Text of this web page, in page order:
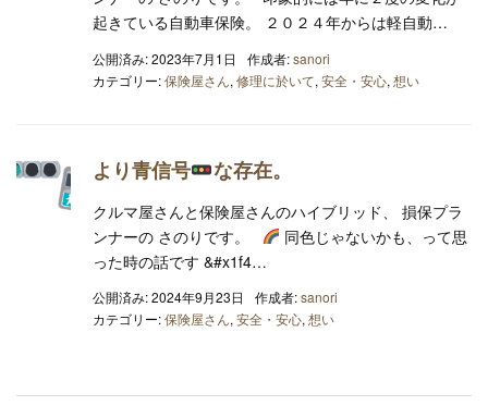
起きている自動車保険。 ２０２４年からは軽自動…
公開済み: 2023年7月1日 作成者:sanori
カテゴリー:保険屋さん, 修理に於いて, 安全・安心, 想い
より青信号 な存在。
クルマ屋さんと保険屋さんのハイブリッド、 損保プラ
ンナーの さのりです。
同色じゃないかも、って思
った時の話です &#x1f4…
公開済み: 2024年9月23日 作成者:sanori
カテゴリー:保険屋さん, 安全・安心, 想い